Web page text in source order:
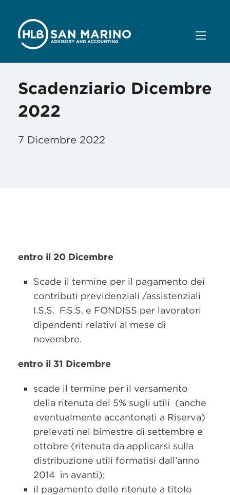
Scadenziario Dicembre
2022
7 Dicembre 2022
entro il 20 Dicembre
Scade il termine per il pagamento dei
contributi previdenziali /assistenziali
I.S.S. F.S.S. e FONDISS per lavoratori
dipendenti relativi al mese di
novembre.
entro il 31 Dicembre
scade il termine per il versamento
della ritenuta del 5% sugli utili (anche
eventualmente accantonati a Riserva)
prelevati nel bimestre di settembre e
ottobre (ritenuta da applicarsi sulla
distribuzione utili formatisi dall’anno
2014 in avanti);
il pagamento delle ritenute a titolo